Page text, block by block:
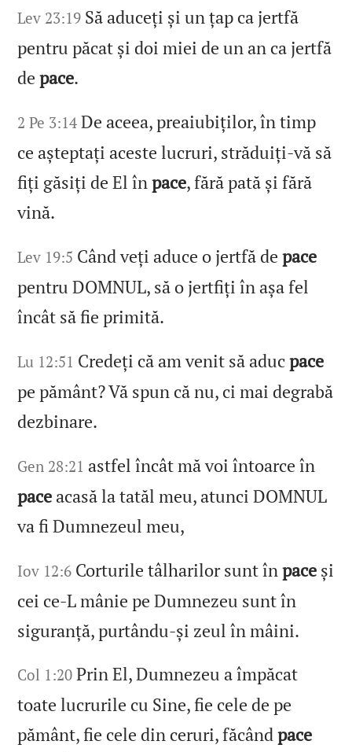
Lev 23:19 Să aduceți și un țap ca jertfă
pentru păcat și doi miei de un an ca jertfă
depace.
2 Pe 3:14 De aceea, preaiubiților, în timp
ce așteptați aceste lucruri, străduiți‑vă să
fiți găsiți de El înpace, fără pată și fără
vină.
Lev 19:5 Când veți aduce o jertfă depace
pentru DOMNUL, să o jertfiți în așa fel
încât să fie primită.
Lu 12:51 Credeți că am venit să aducpace
pe pământ? Vă spun că nu, ci mai degrabă
dezbinare.
Gen 28:21 astfel încât mă voi întoarce în
pace acasă la tatăl meu, atunci DOMNUL
va fi Dumnezeul meu,
Iov 12:6 Corturile tâlharilor sunt înpace și
cei ce‑L mânie pe Dumnezeu sunt în
siguranță, purtându‑și zeul în mâini.
Col 1:20 Prin El, Dumnezeu a împăcat
toate lucrurile cu Sine, fie cele de pe
pământ, fie cele din ceruri, făcândpace